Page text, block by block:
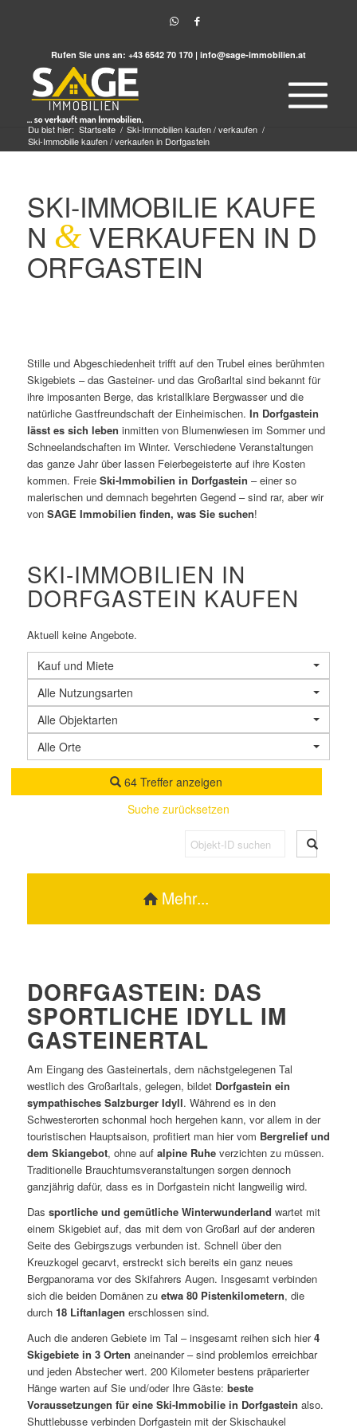
Rufen Sie uns an: +43 6542 70 170 | info@sage-immobilien.at
Du bist hier: Startseite / Ski-Immobilien kaufen / verkaufen /
Ski-Immobilie kaufen / verkaufen in Dorfgastein
SKI-IMMOBILIE KAUFE
N &VERKAUFEN IN D
ORFGASTEIN
Stille und Abgeschiedenheit trifft auf den Trubel eines berühmten
Skigebiets – das Gasteiner- und das Großarltal sind bekannt für
ihre imposanten Berge, das kristallklare Bergwasser und die
natürliche Gastfreundschaft der Einheimischen. In Dorfgastein
lässt es sich leben inmitten von Blumenwiesen im Sommer und
Schneelandschaften im Winter. Verschiedene Veranstaltungen
das ganze Jahr über lassen Feierbegeisterte auf ihre Kosten
kommen. Freie Ski-Immobilien in Dorfgastein – einer so
malerischen und demnach begehrten Gegend – sind rar, aber wir
von SAGE Immobilien finden, was Sie suchen!
SKI-IMMOBILIEN IN
DORFGASTEIN KAUFEN
Aktuell keine Angebote.
Kauf und Miete
Alle Nutzungsarten
Alle Objektarten
Alle Orte
64 Treffer anzeigen
Suche zurücksetzen
Mehr...
DORFGASTEIN: DAS
SPORTLICHE IDYLL IM
GASTEINERTAL
Am Eingang des Gasteinertals, dem nächstgelegenen Tal
westlich des Großarltals, gelegen, bildet Dorfgastein ein
sympathisches Salzburger Idyll. Während es in den
Schwesterorten schonmal hoch hergehen kann, vor allem in der
touristischen Hauptsaison, profitiert man hier vom Bergrelief und
dem Skiangebot, ohne auf alpine Ruheverzichten zu müssen.
Traditionelle Brauchtumsveranstaltungen sorgen dennoch
ganzjährig dafür, dass es in Dorfgastein nicht langweilig wird.
Das sportliche und gemütliche Winterwunderland wartet mit
einem Skigebiet auf, das mit dem von Großarl auf der anderen
Seite des Gebirgszugs verbunden ist. Schnell über den
Kreuzkogel gecarvt, erstreckt sich bereits ein ganz neues
Bergpanorama vor des Skifahrers Augen. Insgesamt verbinden
sich die beiden Domänen zu etwa 80 Pistenkilometern, die
durch 18 Liftanlagen erschlossen sind.
Auch die anderen Gebiete im Tal – insgesamt reihen sich hier4
Skigebiete in 3 Orten aneinander – sind problemlos erreichbar
und jeden Abstecher wert. 200 Kilometer bestens präparierter
Hänge warten auf Sie und/oder Ihre Gäste: beste
Voraussetzungen für eine Ski-Immobilie in Dorfgastein also.
Shuttlebusse verbinden Dorfgastein mit der Skischaukel